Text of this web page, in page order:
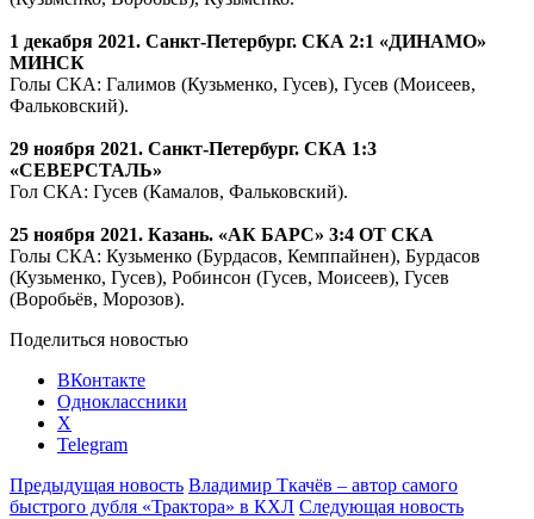
1 декабря 2021. Санкт-Петербург. СКА 2:1 «ДИНАМО»
МИНСК
Голы СКА: Галимов (Кузьменко, Гусев), Гусев (Моисеев,
Фальковский).
29 ноября 2021. Санкт-Петербург. СКА 1:3
«СЕВЕРСТАЛЬ»
Гол СКА: Гусев (Камалов, Фальковский).
25 ноября 2021. Казань. «АК БАРС» 3:4 ОТ СКА
Голы СКА: Кузьменко (Бурдасов, Кемппайнен), Бурдасов
(Кузьменко, Гусев), Робинсон (Гусев, Моисеев), Гусев
(Воробьёв, Морозов).
Поделиться новостью
ВКонтакте
Одноклассники
X
Telegram
Предыдущая новость Владимир Ткачёв – автор самого
быстрого дубля «Трактора» в КХЛ Следующая новость